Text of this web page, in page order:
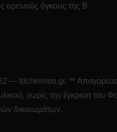
ορεινούς όγκους της Β.
— fdchelmos.gr. **
χωρίς την έγκριση του
δικαιωμάτων.